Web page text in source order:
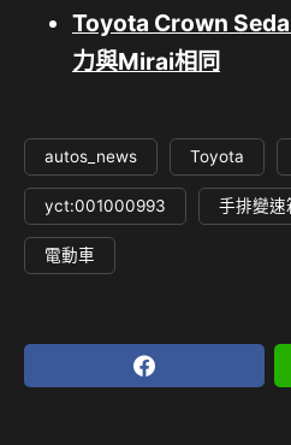
Toyota Crown
力與Mirai相同
autos_news Toyota
yct:001000993 手排變速
電動車